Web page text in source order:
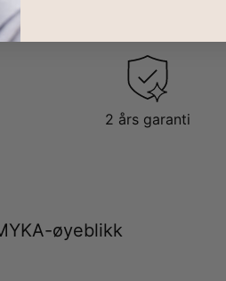
2 års garanti
øyeblikk